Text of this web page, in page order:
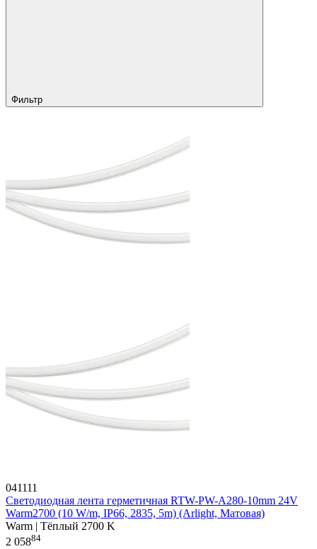
Фильтр
041111
Светодиодная лента герметичная RTW-PW-A280-10mm 24V
Warm2700 (10 W/m, IP66, 2835, 5m) (Arlight, Матовая)
Warm | Тёплый 2700 K
2 05884